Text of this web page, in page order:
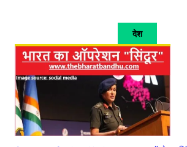
देश